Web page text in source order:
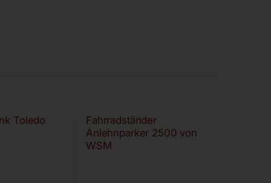
Toledo
Fahrradständer
Anlehnparker 2500 von
WSM